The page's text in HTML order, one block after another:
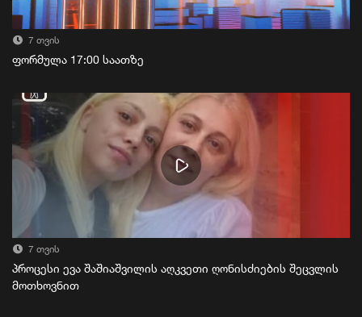
7 თვის
ფორმულა 17:00 საათზე
7 თვის
პროცესი ევა შაშიაშვილის აღკვეთი ღონისძიების შეცვლის
მოთხოვნით